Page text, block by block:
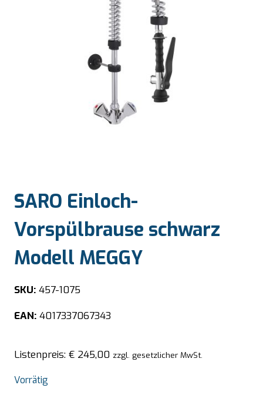
SARO Einloch-
Vorspülbrause schwarz
Modell MEGGY
SKU: 457-1075
EAN: 4017337067343
Listenpreis: € 245,00 zzgl. gesetzlicher MwSt.
Vorrätig